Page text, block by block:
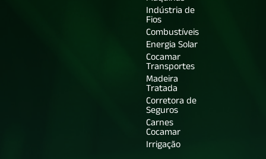
Indústria de
Fios
Combustíveis
Energia Solar
Cocamar
Transportes
Madeira
Tratada
Corretora de
Seguros
Carnes
Cocamar
Irrigação